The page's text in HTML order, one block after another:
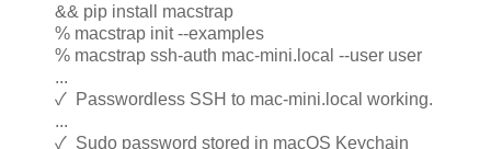
&& pip install macstrap
% macstrap init --examples
% macstrap ssh-auth mac-mini.local --user user
...
✓ Passwordless SSH to mac-mini.local working.
...
✓ Sudo password stored in macOS Keychain